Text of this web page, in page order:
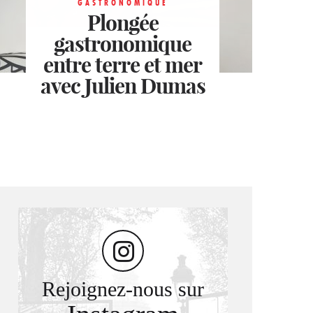
GASTRONOMIQUE
Plongée
gastronomique
entre terre et mer
avec Julien Dumas
GASTRONOMIQUE
Un cœur fraise-
litchi
GASTRONOMIQUE
Pierre Hermé
célèbre l’amour à
l’infini
Rejoignez-nous sur